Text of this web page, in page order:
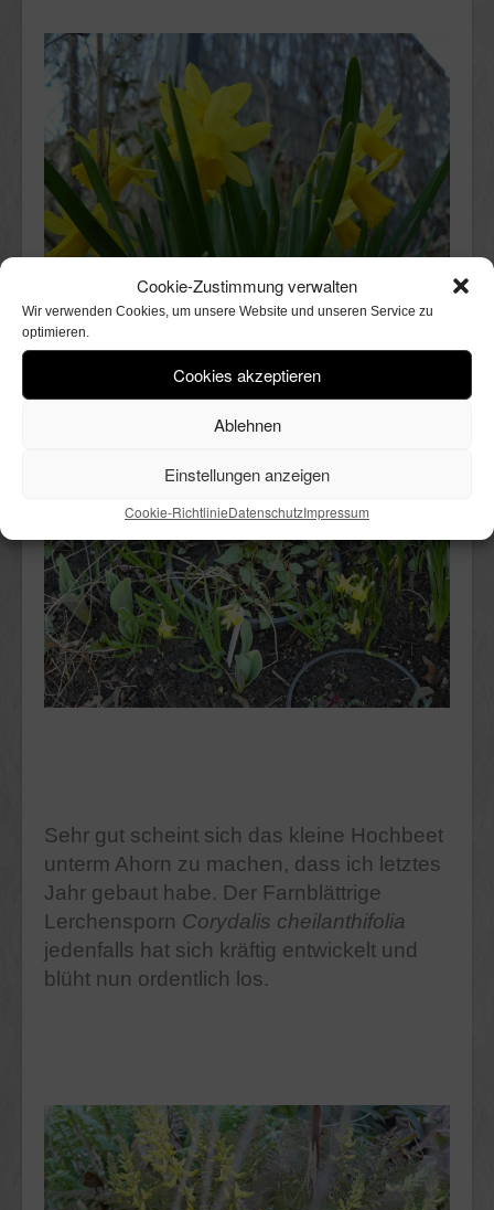
Cookie-Zustimmung verwalten
Wir verwenden Cookies, um unsere Website und unseren Service zu
optimieren.
Cookies akzeptieren
Ablehnen
Einstellungen anzeigen
Cookie-RichtlinieDatenschutzImpressum
Sehr gut scheint sich das kleine Hochbeet
unterm Ahorn zu machen, dass ich letztes
Jahr gebaut habe. Der Farnblättrige
Lerchensporn Corydalis cheilanthifolia
jedenfalls hat sich kräftig entwickelt und
blüht nun ordentlich los.